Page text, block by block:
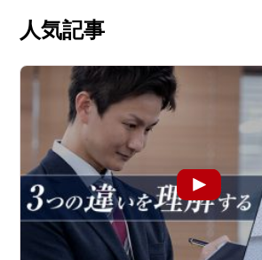
人気記事